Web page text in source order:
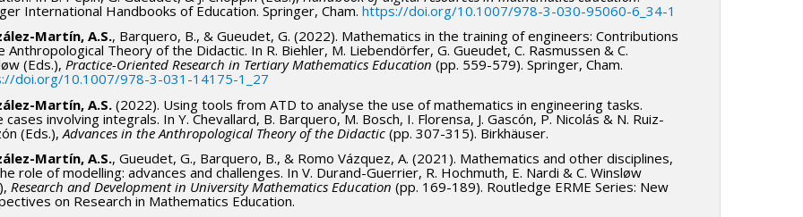
International Handbooks of Education. Springer, Cham. https://doi.org/10.1007/978-3-030-95060-6_34-1
Martín, A.S., Barquero, B., & Gueudet, G. (2022). Mathematics in the training of engineers: Contributions
Anthropological Theory of the Didactic. In R. Biehler, M. Liebendörfer, G. Gueudet, C. Rasmussen & C.
(Eds.), Practice-Oriented Research in Tertiary Mathematics Education (pp. 559-579). Springer, Cham.
doi.org/10.1007/978-3-031-14175-1_27
Martín, A.S. (2022). Using tools from ATD to analyse the use of mathematics in engineering tasks.
cases involving integrals. In Y. Chevallard, B. Barquero, M. Bosch, I. Florensa, J. Gascón, P. Nicolás & N. Ruiz-
(Eds.), Advances in the Anthropological Theory of the Didactic (pp. 307-315). Birkhäuser.
Martín, A.S., Gueudet, G., Barquero, B., & Romo Vázquez, A. (2021). Mathematics and other disciplines,
role of modelling: advances and challenges. In V. Durand-Guerrier, R. Hochmuth, E. Nardi & C. Winsløw
Research and Development in University Mathematics Education (pp. 169-189). Routledge ERME Series: New
on Research in Mathematics Education.